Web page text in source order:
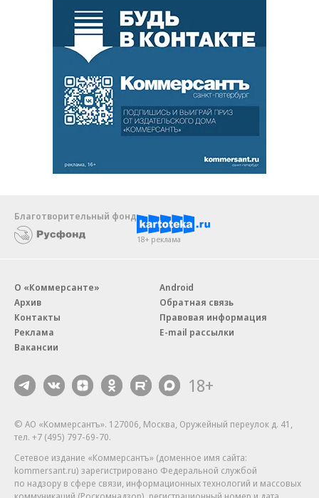
Благотворительный фонд
18+ реклама
О «Коммерсанте»
Архив
Контакты
Реклама
Вакансии
Android
Обратная связь
Правовая информация
E-mail рассылки
18+
© АО «Коммерсантъ». 127006, Москва, Оружейный переулок д. 41,
тел. +7 (495) 797-69-70.
Сетевое издание «Коммерсантъ» (доменное имя сайта:
kommersant.ru) зарегистрировано Федеральной службой
по надзору в сфере связи, информационных технологий и массовых